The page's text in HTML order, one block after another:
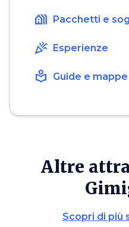
holiday_village Pacchetti e
celebration Esperienze
local_library Guide e mappe
Altre
Scopri di più